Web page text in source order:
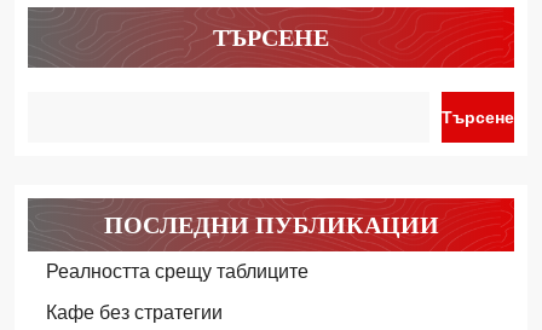
ТЪРСЕНЕ
Търсене
ПОСЛЕДНИ ПУБЛИКАЦИИ
Реалността срещу таблиците
Кафе без стратегии